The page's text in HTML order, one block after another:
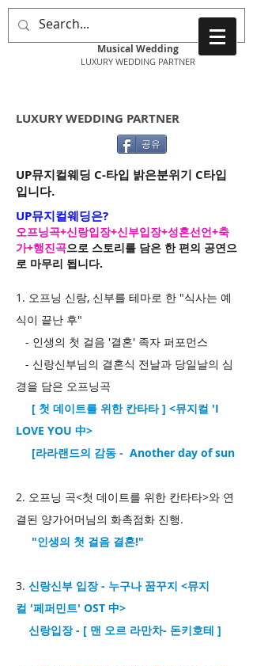
Musical Wedding
LUXURY WEDDING PARTNER
UP
LUXURY WEDDING PARTNER
공유
UP뮤지컬웨딩 C-타입 밝은분위기 C타입
입니다.
UP뮤지컬웨딩은?
오프닝곡+신랑입장+신부입장+성혼선언+축
가+행진곡으로 스토리를 담은 한 편의 공연으
로 마무리 됩니다.
1. 오프닝 신랑, 신부를 테마로 한 "식사는 예
식이 끝난 후"
- 인생의 첫 걸음 '결혼' 족자 퍼포먼스
- 신랑신부님의 결혼식 전날과 당일날의 심
경을 담은 오프닝곡
[ 첫 데이트를 위한 칸타타 ] <뮤지컬 'I
LOVE YOU 中>
[라라랜드의 감동 - Another day of sun
2. 오프닝 곡<첫 데이트를 위한 칸타타>와 연
결된 양가어머님의 화촉점화 진행.
"인생의 첫 걸음 결혼!"
3. 신랑신부 입장 - 누구나 꿈꾸지 <뮤지
컬 '페퍼민트' OST 中>
신랑입장 - [ 맨 오르 라만차- 돈키호테 ]